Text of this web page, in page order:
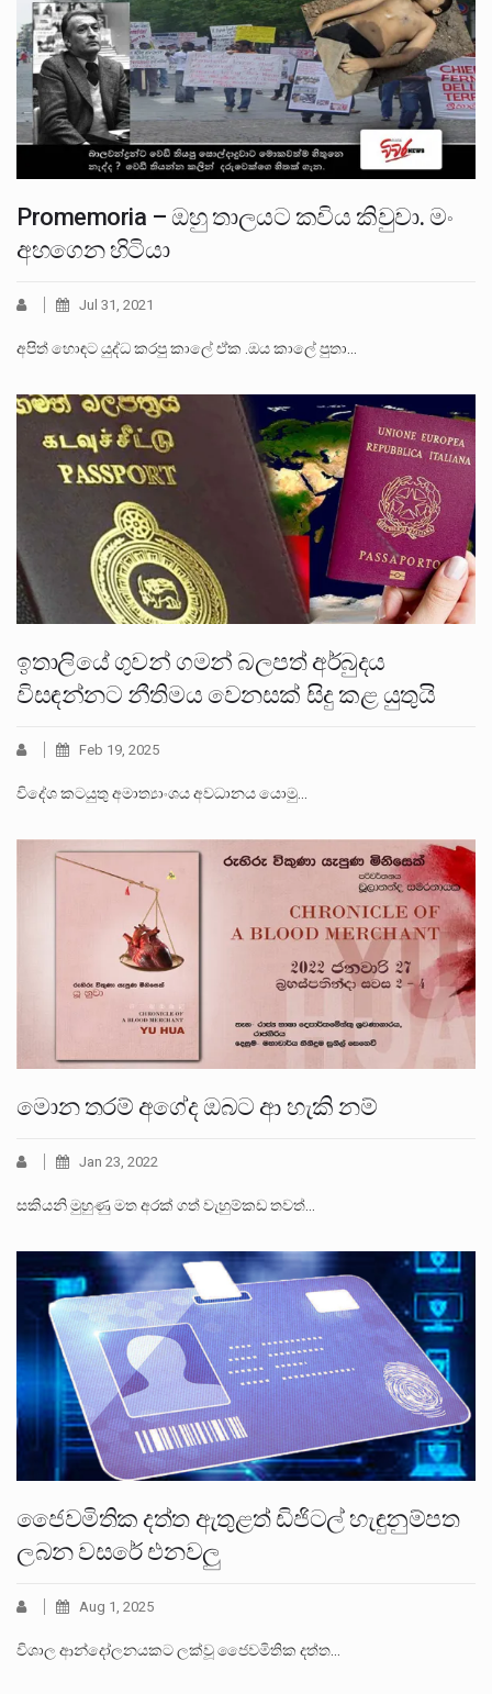
Promemoria – ඔහු තාලයට කවිය කිවුවා. මං
අහගෙන හිටියා
Jul 31, 2021
අපිත් හොඳට යුද්ධ කරපු කාලේ ඒක .ඔය කාලේ පුතා…
ඉතාලියේ ගුවන් ගමන් බලපත් අර්බුදය
විසඳන්නට නීතිමය වෙනසක් සිදු කළ යුතුයි
Feb 19, 2025
විදේශ කටයුතු අමාත්‍යාංශය අවධානය යොමු…
මොන තරම් අගේද ඔබට ආ හැකි නම්
Jan 23, 2022
සකියනි මුහුණු මත අරක් ගත් වැහුම්කඩ තවත්…
ජෛවමිතික දත්ත ඇතුළත් ඩිජිටල් හැඳුනුම්පත
ලබන වසරේ එනවලු
Aug 1, 2025
විශාල ආන්දෝලනයකට ලක්වූ ජෛවමිතික දත්ත…